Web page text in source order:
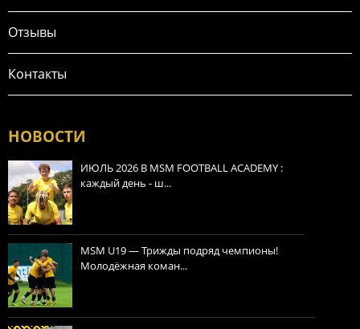
НОВОСТИ
ИЮЛЬ 2026 В MSM FOOTBALL ACADEMY :
каждый день - ш...
MSM U19 — Трижды подряд чемпионы!
Молодёжная коман...
Отзывы
Контакты